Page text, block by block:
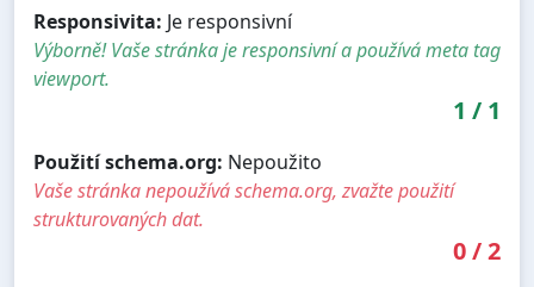
Responsivita: Je responsivní
Výborně! Vaše stránka je responsivní a používá meta tag
viewport.
1 / 1
Použití schema.org: Nepoužito
Vaše stránka nepoužívá schema.org, zvažte použití
strukturovaných dat.
0/2